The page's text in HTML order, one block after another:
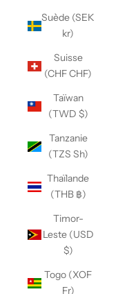
Suède (SEK
kr)
Suisse
(CHF CHF)
Taïwan
(TWD $)
Tanzanie
(TZS Sh)
Thaïlande
(THB ฿)
Timor-
Leste (USD
$)
Togo (XOF
Fr)